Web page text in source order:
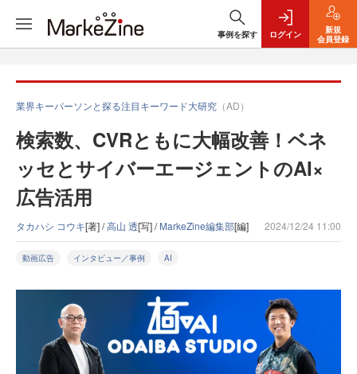
事例を探す ログイン
新規
会員登録
業界キーパーソンと探る注目キーワード大研究 （AD）
検索数、CVRともに大幅改善！ベネ
ッセとサイバーエージェントのAI×
広告活用
タカハシ コウキ[著] /高山 透[写] /MarkeZine編集部[編] 2024/12/24 11:00
動画広告 インタビュー／事例 AI